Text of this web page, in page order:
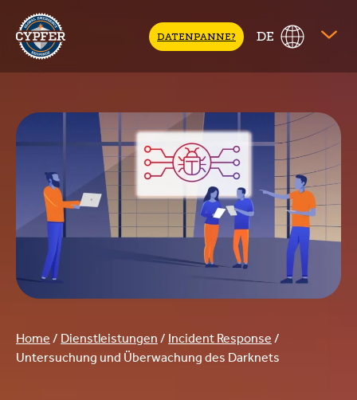
DATENPANNE? DE
Home/ Dienstleistungen/ Incident Response/
Untersuchung und Überwachung des Darknets